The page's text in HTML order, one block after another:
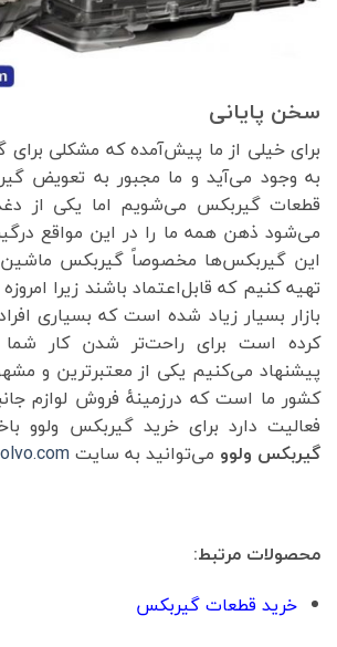
سخن پایانی
برای خیلی از ما پیش‌آمده که مشکلی
به وجود می‌آید و ما مجبور به تعویض
قطعات گیربکس می‌شویم اما یکی از
می‌شود ذهن همه ما را در این مواقع
این گیربکس‌ها مخصوصاً گیربکس
تهیه کنیم که قابل‌اعتماد باشند زیرا
بازار بسیار زیاد شده است که بسیاری
کرده است برای راحت‌تر شدن کار شما
پیشنهاد می‌کنیم یکی از معتبرترین و
کشور ما است که درزمینهٔ فروش لوازم
فعالیت دارد برای خرید گیربکس ولوو
گیربکس ولوو می‌توانید به سایت
محصولات مرتبط:
خرید قطعات گیربکس